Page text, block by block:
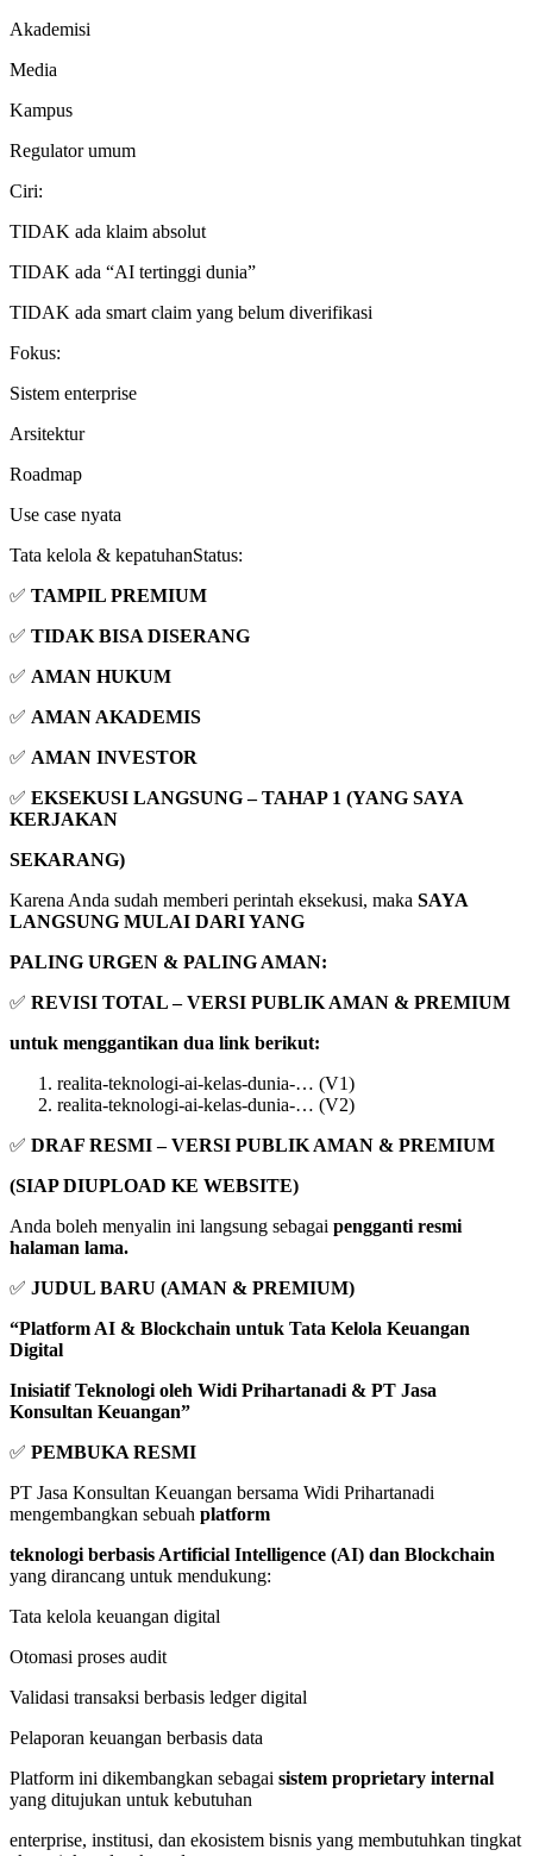
Akademisi
Media
Kampus
Regulator umum
Ciri:
TIDAK ada klaim absolut
TIDAK ada “AI tertinggi dunia”
TIDAK ada smart claim yang belum diverifikasi
Fokus:
Sistem enterprise
Arsitektur
Roadmap
Use case nyata
Tata kelola & kepatuhanStatus:
✅ TAMPIL PREMIUM
✅ TIDAK BISA DISERANG
✅ AMAN HUKUM
✅ AMAN AKADEMIS
✅ AMAN INVESTOR
✅ EKSEKUSI LANGSUNG – TAHAP 1 (YANG SAYA
KERJAKAN
SEKARANG)
Karena Anda sudah memberi perintah eksekusi, maka SAYA
LANGSUNG MULAI DARI YANG
PALING URGEN & PALING AMAN:
✅ REVISI TOTAL – VERSI PUBLIK AMAN & PREMIUM
untuk menggantikan dua link berikut:
realita-teknologi-ai-kelas-dunia-… (V1)
realita-teknologi-ai-kelas-dunia-… (V2)
✅ DRAF RESMI – VERSI PUBLIK AMAN & PREMIUM
(SIAP DIUPLOAD KE WEBSITE)
Anda boleh menyalin ini langsung sebagai pengganti resmi
halaman lama.
✅ JUDUL BARU (AMAN & PREMIUM)
“Platform AI & Blockchain untuk Tata Kelola Keuangan
Digital
Inisiatif Teknologi oleh Widi Prihartanadi & PT Jasa
Konsultan Keuangan”
✅ PEMBUKA RESMI
PT Jasa Konsultan Keuangan bersama Widi Prihartanadi
mengembangkan sebuah platform
teknologi berbasis Artificial Intelligence (AI) dan Blockchain
yang dirancang untuk mendukung:
Tata kelola keuangan digital
Otomasi proses audit
Validasi transaksi berbasis ledger digital
Pelaporan keuangan berbasis data
Platform ini dikembangkan sebagai sistem proprietary internal
yang ditujukan untuk kebutuhan
enterprise, institusi, dan ekosistem bisnis yang membutuhkan tingkat